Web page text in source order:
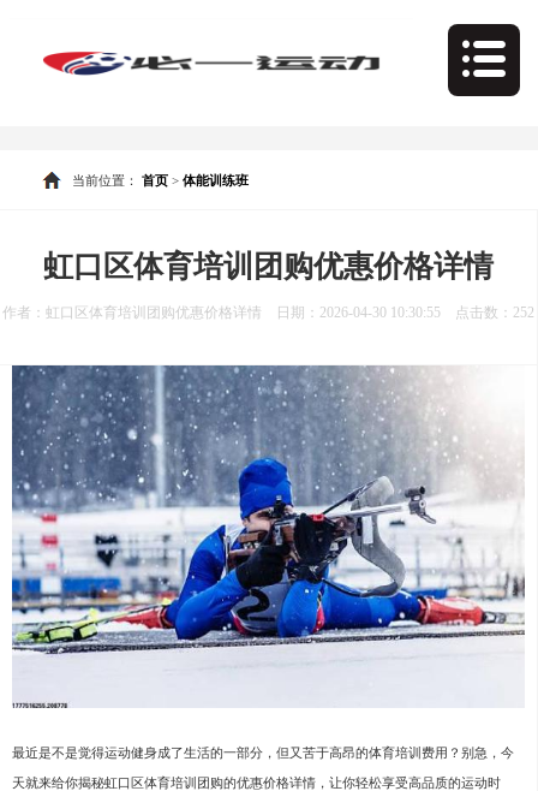
当前位置： 首页 > 体能训练班
虹口区体育培训团购优惠价格详情
作者：虹口区体育培训团购优惠价格详情 日期：2026-04-30 10:30:55 点击数： 252
最近是不是觉得运动健身成了生活的一部分，但又苦于高昂的体育培训费用？别急，今
天就来给你揭秘虹口区体育培训团购的优惠价格详情，让你轻松享受高品质的运动时